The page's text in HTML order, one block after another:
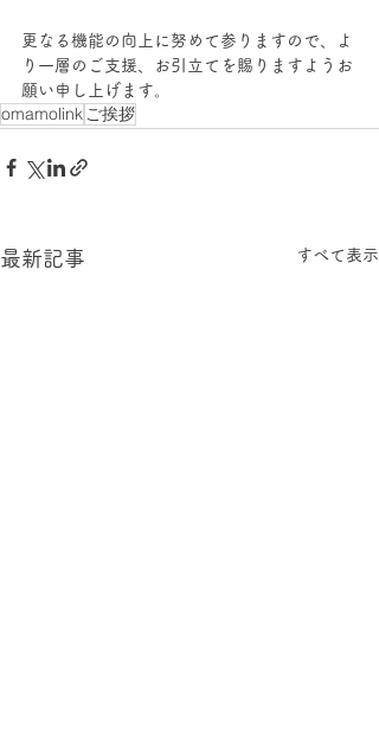
更なる機能の向上に努めて参りますので、よ
り一層のご支援、お引立てを賜りますようお
願い申し上げます。
omamolink ご挨拶
最新記事 すべて表示